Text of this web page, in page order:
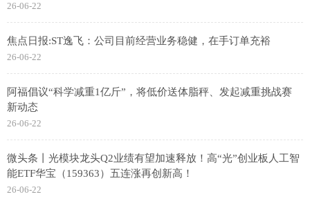
26-06-22
焦点日报:ST逸飞：公司目前经营业务稳健，在手订单充裕
26-06-22
阿福倡议“科学减重1亿斤”，将低价送体脂秤、发起减重挑战赛
新动态
26-06-22
微头条丨光模块龙头Q2业绩有望加速释放！高“光”创业板人工智
能ETF华宝（159363）五连涨再创新高！
26-06-22